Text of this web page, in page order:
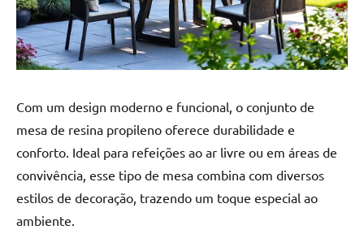
mesa
de
madeira
de
incluindo
designs
jantar
de
Com um design moderno e funcional, o conjunto de
mesa de resina propileno oferece durabilidade e
conforto. Ideal para refeições ao ar livre ou em áreas de
convivência, esse tipo de mesa combina com diversos
estilos de decoração, trazendo um toque especial ao
ambiente.